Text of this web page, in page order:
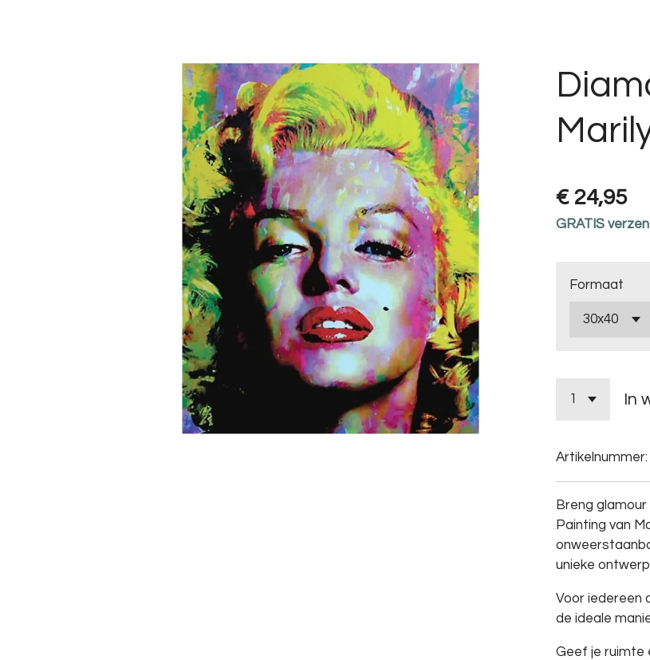
€ 24,95
GRATIS
Formaat
In
Artikelnummer:
Breng
Painting van
unieke
Voor iedereen
de ideale
Geef je ruimte